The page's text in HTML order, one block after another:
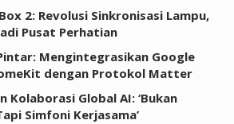
2: Revolusi Sinkronisasi Lampu,
Pusat Perhatian
Mengintegrasikan Google
dengan Protokol Matter
Kolaborasi Global AI: ‘Bukan
Simfoni Kerjasama’